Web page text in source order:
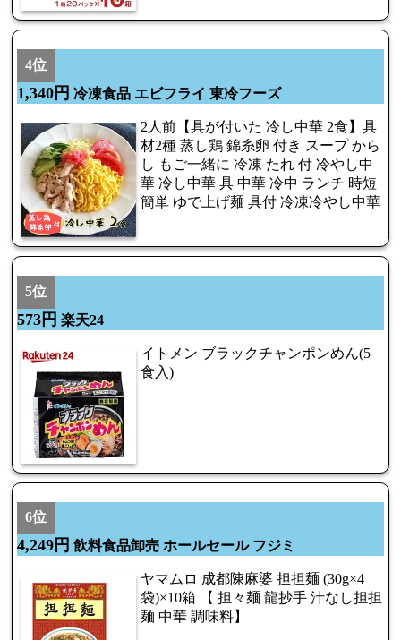
4位
1,340円 冷凍食品 エビフライ 東冷フーズ
2人前【具が付いた 冷し中華 2食】具
材2種 蒸し鶏 錦糸卵 付き スープ から
し もご一緒に 冷凍 たれ 付 冷やし中
華 冷し中華 具 中華 冷中 ランチ 時短
簡単 ゆで上げ麺 具付 冷凍冷やし中華
5位
573円 楽天24
イトメン ブラックチャンポンめん(5
食入)
6位
4,249円 飲料食品卸売 ホールセール フジミ
ヤマムロ 成都陳麻婆 担担麺 (30g×4
袋)×10箱 【 担々麺 龍抄手 汁なし担担
麺 中華 調味料】